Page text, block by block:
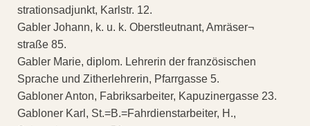
strationsadjunkt, Karlstr. 12.
Gabler Johann, k. u. k. Oberstleutnant, Amräser¬
straße 85.
Gabler Marie, diplom. Lehrerin der französischen
Sprache und Zitherlehrerin, Pfarrgasse 5.
Gabloner Anton, Fabriksarbeiter, Kapuzinergasse 23.
Gabloner Karl, St.=B.=Fahrdienstarbeiter, H.,